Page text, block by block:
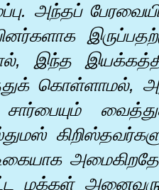
அந்தப்
இந்த
கொள்ளாமல்,
மக்கள்